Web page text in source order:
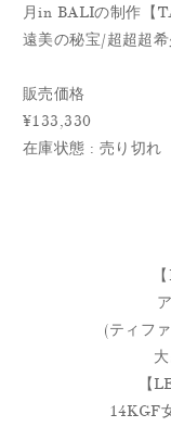
月in BALIの制作【
遠美の秘宝/超超超
販売価格
¥133,330
在庫状態 : 売り切れ
(ティフ
【
14KGF